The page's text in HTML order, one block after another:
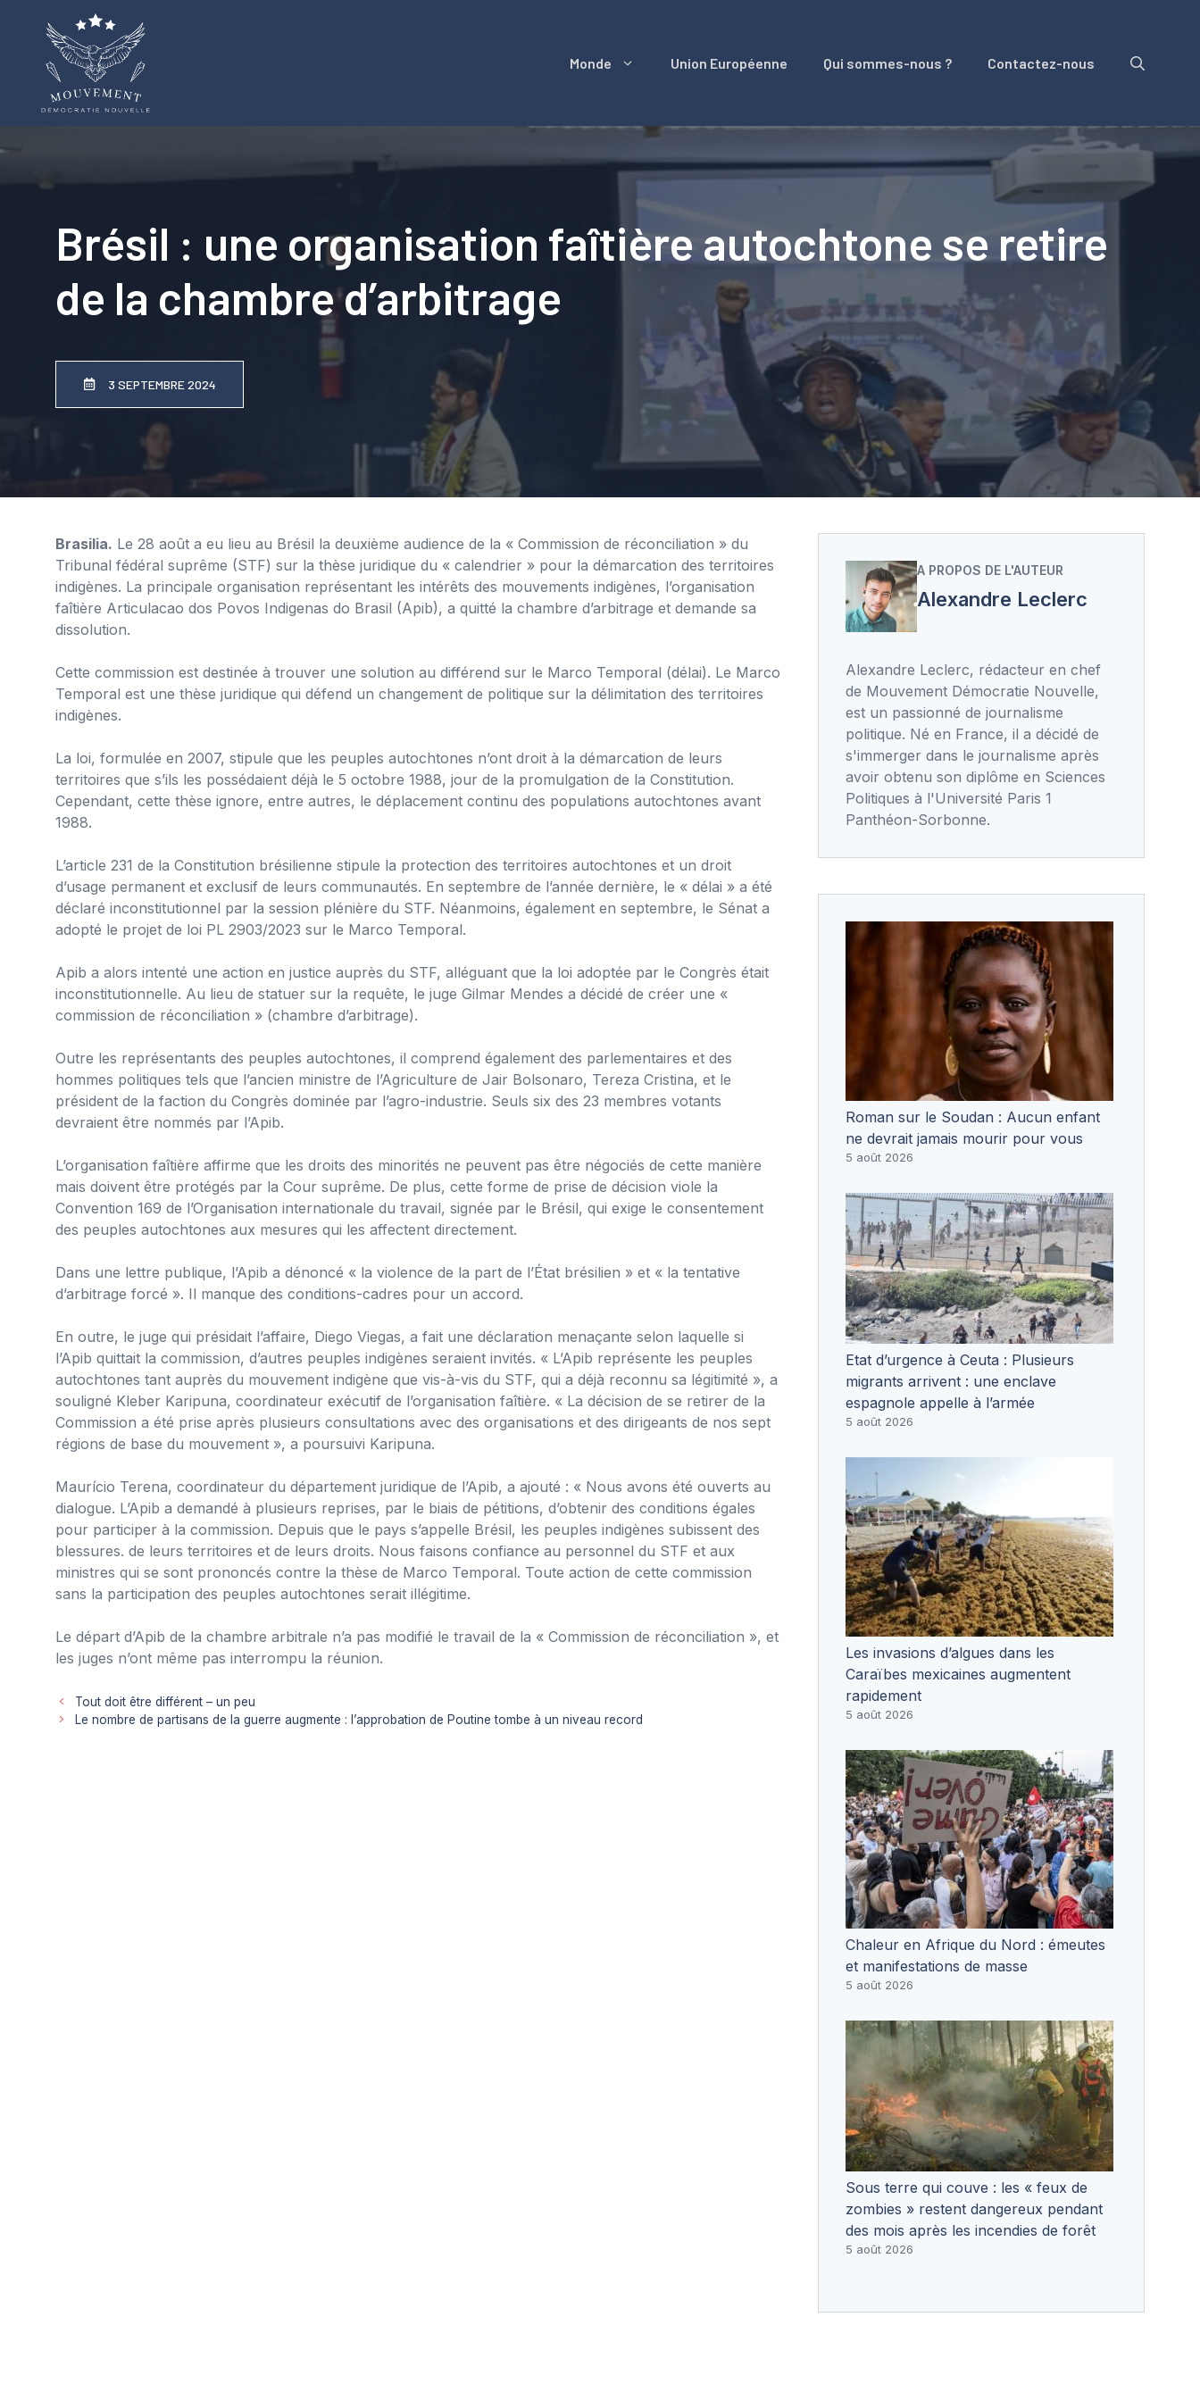
Monde Union Européenne Qui sommes-nous ? Contactez-nous
Brésil : une organisation faîtière autochtone se retire
de la chambre d’arbitrage
3 SEPTEMBRE 2024
Brasilia. Le 28 août a eu lieu au Brésil la deuxième audience de la « Commission de réconciliation » du
Tribunal fédéral suprême (STF) sur la thèse juridique du « calendrier » pour la démarcation des territoires
indigènes. La principale organisation représentant les intérêts des mouvements indigènes, l’organisation
faîtière Articulacao dos Povos Indigenas do Brasil (Apib), a quitté la chambre d’arbitrage et demande sa
dissolution.
Cette commission est destinée à trouver une solution au différend sur le Marco Temporal (délai). Le Marco
Temporal est une thèse juridique qui défend un changement de politique sur la délimitation des territoires
indigènes.
La loi, formulée en 2007, stipule que les peuples autochtones n’ont droit à la démarcation de leurs
territoires que s’ils les possédaient déjà le 5 octobre 1988, jour de la promulgation de la Constitution.
Cependant, cette thèse ignore, entre autres, le déplacement continu des populations autochtones avant
1988.
L’article 231 de la Constitution brésilienne stipule la protection des territoires autochtones et un droit
d’usage permanent et exclusif de leurs communautés. En septembre de l’année dernière, le « délai » a été
déclaré inconstitutionnel par la session plénière du STF. Néanmoins, également en septembre, le Sénat a
adopté le projet de loi PL 2903/2023 sur le Marco Temporal.
Apib a alors intenté une action en justice auprès du STF, alléguant que la loi adoptée par le Congrès était
inconstitutionnelle. Au lieu de statuer sur la requête, le juge Gilmar Mendes a décidé de créer une «
commission de réconciliation » (chambre d’arbitrage).
Outre les représentants des peuples autochtones, il comprend également des parlementaires et des
hommes politiques tels que l’ancien ministre de l’Agriculture de Jair Bolsonaro, Tereza Cristina, et le
président de la faction du Congrès dominée par l’agro-industrie. Seuls six des 23 membres votants
devraient être nommés par l’Apib.
L’organisation faîtière affirme que les droits des minorités ne peuvent pas être négociés de cette manière
mais doivent être protégés par la Cour suprême. De plus, cette forme de prise de décision viole la
Convention 169 de l’Organisation internationale du travail, signée par le Brésil, qui exige le consentement
des peuples autochtones aux mesures qui les affectent directement.
Dans une lettre publique, l’Apib a dénoncé « la violence de la part de l’État brésilien » et « la tentative
d’arbitrage forcé ». Il manque des conditions-cadres pour un accord.
En outre, le juge qui présidait l’affaire, Diego Viegas, a fait une déclaration menaçante selon laquelle si
l’Apib quittait la commission, d’autres peuples indigènes seraient invités. « L’Apib représente les peuples
autochtones tant auprès du mouvement indigène que vis-à-vis du STF, qui a déjà reconnu sa légitimité », a
souligné Kleber Karipuna, coordinateur exécutif de l’organisation faîtière. « La décision de se retirer de la
Commission a été prise après plusieurs consultations avec des organisations et des dirigeants de nos sept
régions de base du mouvement », a poursuivi Karipuna.
Maurício Terena, coordinateur du département juridique de l’Apib, a ajouté : « Nous avons été ouverts au
dialogue. L’Apib a demandé à plusieurs reprises, par le biais de pétitions, d’obtenir des conditions égales
pour participer à la commission. Depuis que le pays s’appelle Brésil, les peuples indigènes subissent des
blessures. de leurs territoires et de leurs droits. Nous faisons confiance au personnel du STF et aux
ministres qui se sont prononcés contre la thèse de Marco Temporal. Toute action de cette commission
sans la participation des peuples autochtones serait illégitime.
Le départ d’Apib de la chambre arbitrale n’a pas modifié le travail de la « Commission de réconciliation », et
les juges n’ont même pas interrompu la réunion.
Tout doit être différent – ​​un peu
Le nombre de partisans de la guerre augmente : l’approbation de Poutine tombe à un niveau record
A PROPOS DE L'AUTEUR
Alexandre Leclerc
Alexandre Leclerc, rédacteur en chef
de Mouvement Démocratie Nouvelle,
est un passionné de journalisme
politique. Né en France, il a décidé de
s'immerger dans le journalisme après
avoir obtenu son diplôme en Sciences
Politiques à l'Université Paris 1
Panthéon-Sorbonne.
Roman sur le Soudan : Aucun enfant
ne devrait jamais mourir pour vous
5 août 2026
Etat d’urgence à Ceuta : Plusieurs
migrants arrivent : une enclave
espagnole appelle à l’armée
5 août 2026
Les invasions d’algues dans les
Caraïbes mexicaines augmentent
rapidement
5 août 2026
Chaleur en Afrique du Nord : émeutes
et manifestations de masse
5 août 2026
Sous terre qui couve : les « feux de
zombies » restent dangereux pendant
des mois après les incendies de forêt
5 août 2026